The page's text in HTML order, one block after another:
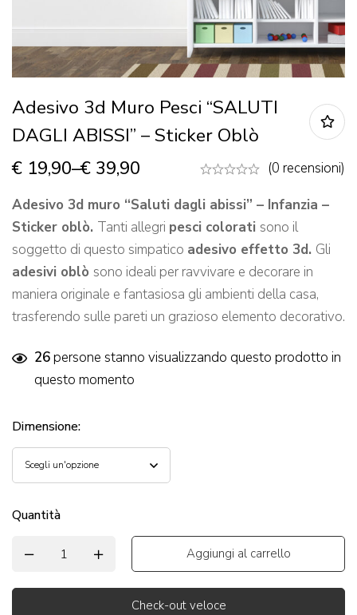
Adesivo 3d Muro Pesci “SALUTI
DAGLI ABISSI” – Sticker Oblò
€ 19,90–€ 39,90
(0 recensioni)
Adesivo 3d muro “Saluti dagli abissi” – Infanzia –
Sticker oblò. Tanti allegri pesci colorati sono il
soggetto di questo simpatico adesivo effetto 3d. Gli
adesivi oblò sono ideali per ravvivare e decorare in
maniera originale e fantasiosa gli ambienti della casa,
trasferendo sulle pareti un grazioso elemento decorativo.
26persone stanno visualizzando questo prodotto in
questo momento
Dimensione:
Quantità
Aggiungi al carrello
Check-out veloce